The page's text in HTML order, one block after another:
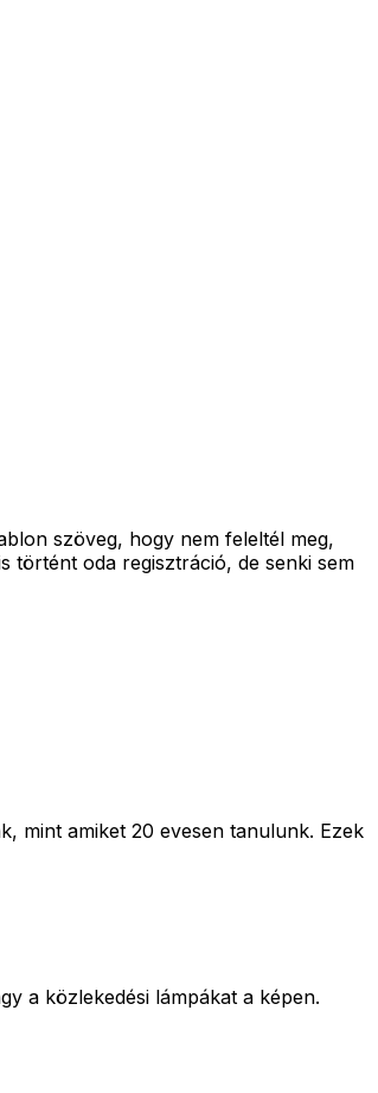
szöveg, hogy nem feleltél meg,
történt oda regisztráció, de senki sem
mint amiket 20 evesen tanulunk. Ezek
a közlekedési lámpákat a képen.